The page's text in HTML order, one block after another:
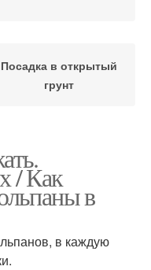
Посадка в открытый
грунт
/ Как
в
в каждую